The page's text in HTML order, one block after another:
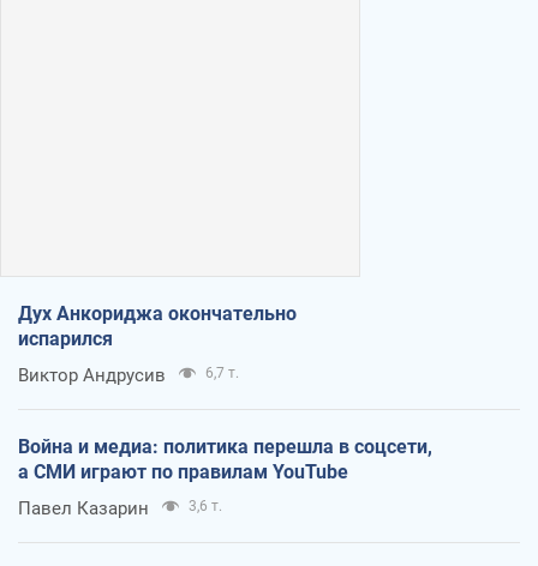
Дух Анкориджа окончательно
испарился
Виктор Андрусив 6,7 т.
Война и медиа: политика перешла в соцсети,
а СМИ играют по правилам YouTube
Павел Казарин 3,6 т.